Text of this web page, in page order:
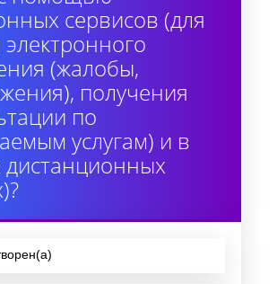
сервисов (для
(жалобы,
получения
по
услугам) и в
дистанционных